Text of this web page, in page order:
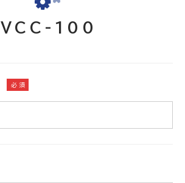
VCC-100